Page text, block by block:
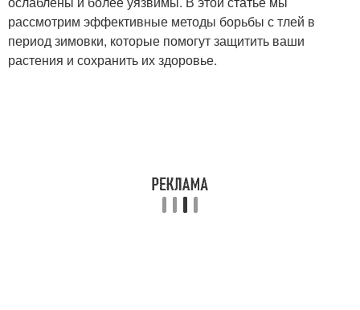
рассмотрим эффективные методы борьбы с тлей в
период зимовки, которые помогут защитить ваши
растения и сохранить их здоровье.